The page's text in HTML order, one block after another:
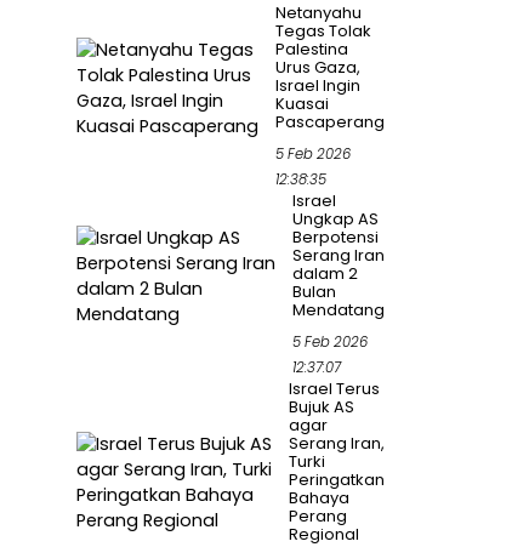
Netanyahu
Tegas Tolak
Palestina
Urus Gaza,
Israel Ingin
Kuasai
Pascaperang
5 Feb 2026
12:38:35
Israel
Ungkap AS
Berpotensi
Serang Iran
dalam 2
Bulan
Mendatang
5 Feb 2026
12:37:07
Israel Terus
Bujuk AS
agar
Serang Iran,
Turki
Peringatkan
Bahaya
Perang
Regional